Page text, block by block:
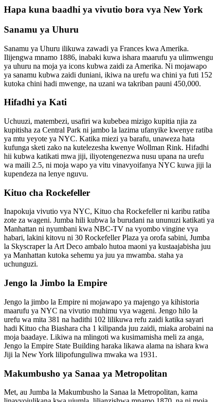
Hapa kuna baadhi ya vivutio bora vya New York
Sanamu ya Uhuru
Sanamu ya Uhuru ilikuwa zawadi ya Frances kwa Amerika.
Ilijengwa mnamo 1886, inabaki kuwa ishara maarufu ya ulimwengu
ya uhuru na moja ya icons kubwa zaidi za Amerika. Ni mojawapo
ya sanamu kubwa zaidi duniani, ikiwa na urefu wa chini ya futi 152
kutoka chini hadi mwenge, na uzani wa takriban pauni 450,000.
Hifadhi ya Kati
Uchuuzi, matembezi, usafiri wa kubebea mizigo kupitia njia za
kupitisha za Central Park ni jambo la lazima ufanyike kwenye ratiba
ya mtu yeyote ya NYC. Katika miezi ya barafu, unaweza hata
kufunga sketi zako na kutelezesha kwenye Wollman Rink. Hifadhi
hii kubwa katikati mwa jiji, iliyotengenezwa nusu upana na urefu
wa maili 2.5, ni moja wapo ya vitu vinavyoifanya NYC kuwa jiji la
kupendeza na lenye nguvu.
Kituo cha Rockefeller
Inapokuja vivutio vya NYC, Kituo cha Rockefeller ni karibu ratiba
zote za wageni. Jumba hili kubwa la burudani na ununuzi katikati ya
Manhattan ni nyumbani kwa NBC-TV na vyombo vingine vya
habari, lakini kitovu ni 30 Rockefeller Plaza ya orofa sabini, Jumba
la Skyscraper la Art Deco ambalo hutoa maoni ya kustaajabisha juu
ya Manhattan kutoka sehemu ya juu ya mwamba. staha ya
uchunguzi.
Jengo la Jimbo la Empire
Jengo la jimbo la Empire ni mojawapo ya majengo ya kihistoria
maarufu ya NYC na vivutio muhimu vya wageni. Jengo hilo la
urefu wa mita 381 na hadithi 102 lilikuwa refu zaidi katika sayari
hadi Kituo cha Biashara cha 1 kilipanda juu zaidi, miaka arobaini na
moja baadaye. Likiwa na mlingoti wa kusimamisha meli za anga,
Jengo la Empire State Building haraka likawa alama na ishara kwa
Jiji la New York lilipofunguliwa mwaka wa 1931.
Makumbusho ya Sanaa ya Metropolitan
Met, au Jumba la Makumbusho la Sanaa la Metropolitan, kama